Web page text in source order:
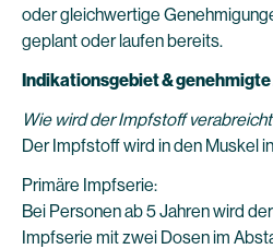
oder gleichwertige
geplant oder laufen bereits.
Indikationsgebiet & genehmigte
Wie wird der Impfstoff
Der Impfstoff wird in den Muskel
Primäre Impfserie:
Bei Personen ab 5 Jahren wird
Impfserie mit zwei Dosen im